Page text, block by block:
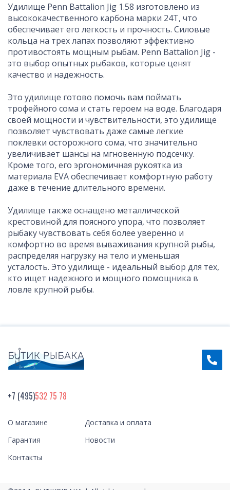
Удилище Penn Battalion Jig 1.58 изготовлено из
высококачественного карбона марки 24Т, что
обеспечивает его легкость и прочность. Силовые
кольца на трех лапах позволяют эффективно
противостоять мощным рыбам. Penn Battalion Jig -
это выбор опытных рыбаков, которые ценят
качество и надежность.
Это удилище готово помочь вам поймать
трофейного сома и стать героем на воде. Благодаря
своей мощности и чувствительности, это удилище
позволяет чувствовать даже самые легкие
поклевки осторожного сома, что значительно
увеличивает шансы на мгновенную подсечку.
Кроме того, его эргономичная рукоятка из
материала EVA обеспечивает комфортную работу
даже в течение длительного времени.
Удилище также оснащено металлической
крестовиной для поясного упора, что позволяет
рыбаку чувствовать себя более уверенно и
комфортно во время вываживания крупной рыбы,
распределяя нагрузку на тело и уменьшая
усталость. Это удилище - идеальный выбор для тех,
кто ищет надежного и мощного помощника в
ловле крупной рыбы.
+7 (495)532 75 78
О магазине
Доставка и оплата
Гарантия
Новости
Контакты